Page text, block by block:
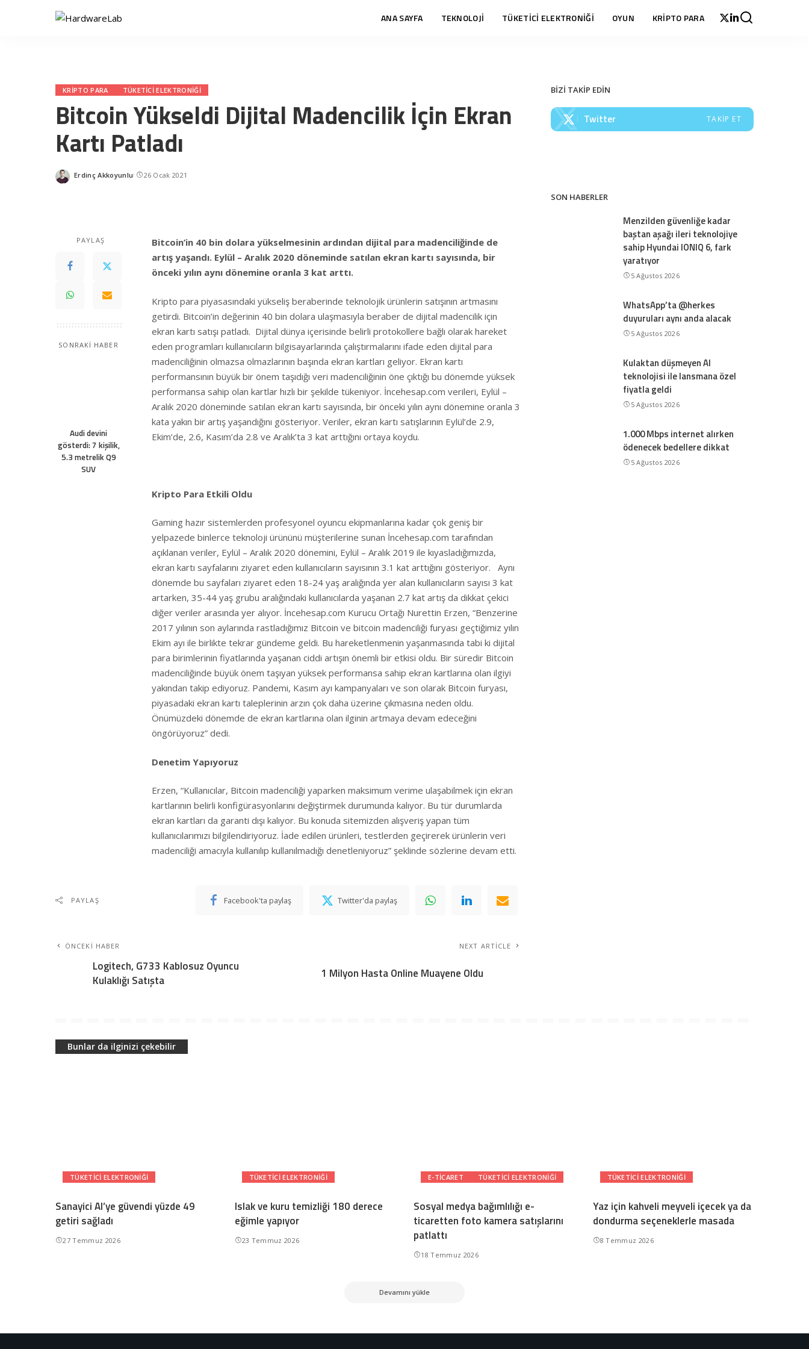
ANA SAYFA TEKNOLOJİ TÜKETİCİ ELEKTRONİĞİ OYUN KRİPTO PARA
KRIPTO PARA TÜKETICI ELEKTRONIĞI
Bitcoin Yükseldi Dijital Madencilik İçin Ekran
Kartı Patladı
Posted
Erdinç Akkoyunlu 26 Ocak 2021
PAYLAŞ
SONRAKİ HABER
Audi devini
gösterdi: 7 kişilik,
5.3 metrelik Q9
SUV
Bitcoin’in 40 bin dolara yükselmesinin ardından dijital para madenciliğinde de
artış yaşandı. Eylül – Aralık 2020 döneminde satılan ekran kartı sayısında, bir
önceki yılın aynı dönemine oranla 3 kat arttı.
Kripto para piyasasındaki yükseliş beraberinde teknolojik ürünlerin satışının artmasını
getirdi. Bitcoin’in değerinin 40 bin dolara ulaşmasıyla beraber de dijital madencilik için
ekran kartı satışı patladı. Dijital dünya içerisinde belirli protokollere bağlı olarak hareket
eden programları kullanıcıların bilgisayarlarında çalıştırmalarını ifade eden dijital para
madenciliğinin olmazsa olmazlarının başında ekran kartları geliyor. Ekran kartı
performansının büyük bir önem taşıdığı veri madenciliğinin öne çıktığı bu dönemde yüksek
performansa sahip olan kartlar hızlı bir şekilde tükeniyor. İncehesap.com verileri, Eylül –
Aralık 2020 döneminde satılan ekran kartı sayısında, bir önceki yılın aynı dönemine oranla 3
kata yakın bir artış yaşandığını gösteriyor. Veriler, ekran kartı satışlarının Eylül’de 2.9,
Ekim’de, 2.6, Kasım’da 2.8 ve Aralık’ta 3 kat arttığını ortaya koydu.
Kripto Para Etkili Oldu
Gaming hazır sistemlerden profesyonel oyuncu ekipmanlarına kadar çok geniş bir
yelpazede binlerce teknoloji ürününü müşterilerine sunan İncehesap.com tarafından
açıklanan veriler, Eylül – Aralık 2020 dönemini, Eylül – Aralık 2019 ile kıyasladığımızda,
ekran kartı sayfalarını ziyaret eden kullanıcıların sayısının 3.1 kat arttığını gösteriyor. Aynı
dönemde bu sayfaları ziyaret eden 18-24 yaş aralığında yer alan kullanıcıların sayısı 3 kat
artarken, 35-44 yaş grubu aralığındaki kullanıcılarda yaşanan 2.7 kat artış da dikkat çekici
diğer veriler arasında yer alıyor. İncehesap.com Kurucu Ortağı Nurettin Erzen, “Benzerine
2017 yılının son aylarında rastladığımız Bitcoin ve bitcoin madenciliği furyası geçtiğimiz yılın
Ekim ayı ile birlikte tekrar gündeme geldi. Bu hareketlenmenin yaşanmasında tabi ki dijital
para birimlerinin fiyatlarında yaşanan ciddi artışın önemli bir etkisi oldu. Bir süredir Bitcoin
madenciliğinde büyük önem taşıyan yüksek performansa sahip ekran kartlarına olan ilgiyi
yakından takip ediyoruz. Pandemi, Kasım ayı kampanyaları ve son olarak Bitcoin furyası,
piyasadaki ekran kartı taleplerinin arzın çok daha üzerine çıkmasına neden oldu.
Önümüzdeki dönemde de ekran kartlarına olan ilginin artmaya devam edeceğini
öngörüyoruz” dedi.
Denetim Yapıyoruz
Erzen, “Kullanıcılar, Bitcoin madenciliği yaparken maksimum verime ulaşabilmek için ekran
kartlarının belirli konfigürasyonlarını değiştirmek durumunda kalıyor. Bu tür durumlarda
ekran kartları da garanti dışı kalıyor. Bu konuda sitemizden alışveriş yapan tüm
kullanıcılarımızı bilgilendiriyoruz. İade edilen ürünleri, testlerden geçirerek ürünlerin veri
madenciliği amacıyla kullanılıp kullanılmadığı denetleniyoruz” şeklinde sözlerine devam etti.
PAYLAŞ Facebook'ta paylaş Twitter'da paylaş
ÖNCEKI HABER
Logitech, G733 Kablosuz Oyuncu
Kulaklığı Satışta
NEXT ARTICLE
1 Milyon Hasta Online Muayene Oldu
BİZİ TAKİP EDİN
Twitter TAKIP ET
SON HABERLER
Menzilden güvenliğe kadar
baştan aşağı ileri teknolojiye
sahip Hyundai IONIQ 6, fark
yaratıyor
5 Ağustos 2026
WhatsApp’ta @herkes
duyuruları aynı anda alacak
5 Ağustos 2026
Kulaktan düşmeyen AI
teknolojisi ile lansmana özel
fiyatla geldi
5 Ağustos 2026
1.000 Mbps internet alırken
ödenecek bedellere dikkat
5 Ağustos 2026
Bunlar da ilginizi çekebilir
TÜKETICI ELEKTRONIĞI
Sanayici AI’ye güvendi yüzde 49
getiri sağladı
27 Temmuz 2026
TÜKETICI ELEKTRONIĞI
Islak ve kuru temizliği 180 derece
eğimle yapıyor
23 Temmuz 2026
E-TICARET TÜKETICI ELEKTRONIĞI
Sosyal medya bağımlılığı e-
ticaretten foto kamera satışlarını
patlattı
18 Temmuz 2026
TÜKETICI ELEKTRONIĞI
Yaz için kahveli meyveli içecek ya da
dondurma seçeneklerle masada
8 Temmuz 2026
Devamını yükle